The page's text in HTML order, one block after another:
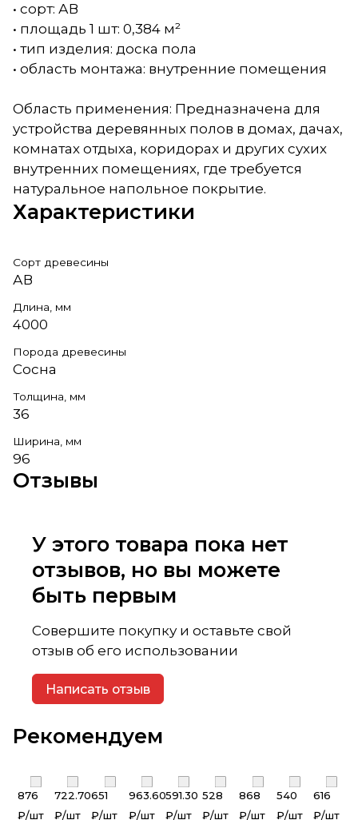
• сорт: АВ
• площадь 1 шт: 0,384 м²
• тип изделия: доска пола
• область монтажа: внутренние помещения
Область применения: Предназначена для
устройства деревянных полов в домах, дачах,
комнатах отдыха, коридорах и других сухих
внутренних помещениях, где требуется
натуральное напольное покрытие.
Характеристики
Сорт древесины
АВ
Длина, мм
4000
Порода древесины
Сосна
Толщина, мм
36
Ширина, мм
96
Отзывы
У этого товара пока нет
отзывов, но вы можете
быть первым
Совершите покупку и оставьте свой
отзыв об его использовании
Написать отзыв
Рекомендуем
876
₽/шт
722.70
₽/шт
651
₽/шт
963.60
₽/шт
591.30
₽/шт
528
₽/шт
868
₽/шт
540
₽/шт
616
₽/шт